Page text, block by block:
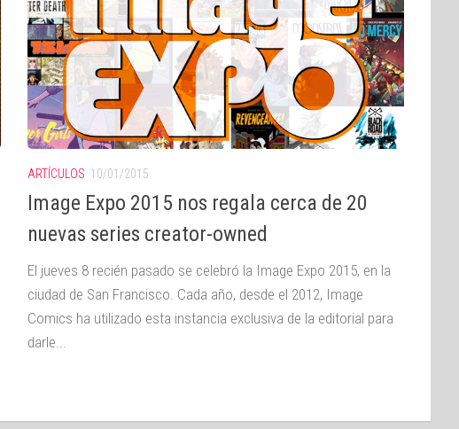
ARTÍCULOS 10/01/2015
Image Expo 2015 nos regala cerca de 20
nuevas series creator-owned
El jueves 8 recién pasado se celebró la Image Expo 2015, en la
ciudad de San Francisco. Cada año, desde el 2012, Image
Comics ha utilizado esta instancia exclusiva de la editorial para
darle...